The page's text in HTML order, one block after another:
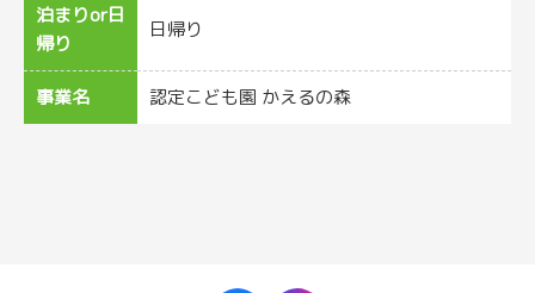
泊まりor日
帰り
日帰り
事業名 認定こども園 かえるの森